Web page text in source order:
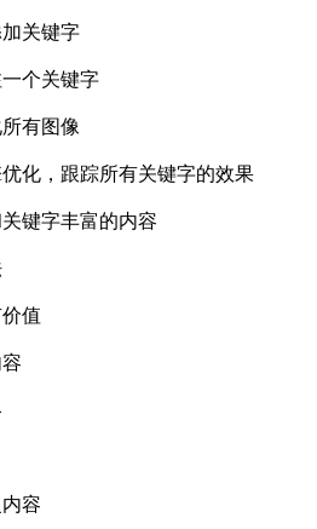
关键字
个关键字
有图像
化，跟踪所有关键字的效果
键字丰富的内容
值
容